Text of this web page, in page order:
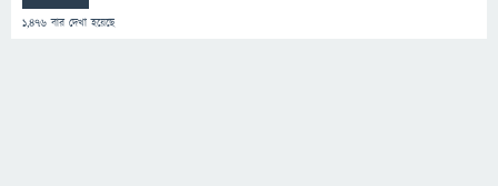
1,476 বার দেখা হয়েছে